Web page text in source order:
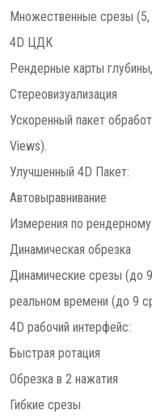
Множественные срезы (5,
4D ЦДК
Рендерные карты
Стереовизуализация
Ускоренный пакет
Views).
Улучшенный 4D Пакет:
Автовыравнивание
Измерения по
Динамическая обрезка
Динамические срезы (до
реальном времени (до 9
4D рабочий интерфейс:
Быстрая ротация
Обрезка в 2 нажатия
Гибкие срезы